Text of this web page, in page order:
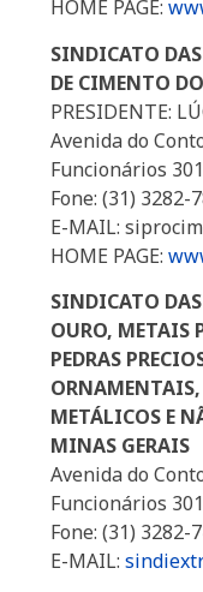
HOME PAGE:
SINDICATO
DE CIMENTO
PRESIDENTE:
Avenida do
Funcionários
Fone: (31) 3282-
E-MAIL:
HOME PAGE:
SINDICATO
OURO, METAIS
PEDRAS
METÁLICOS E
MINAS GERAIS
Avenida do
Funcionários
Fone: (31) 3282-
E-MAIL: